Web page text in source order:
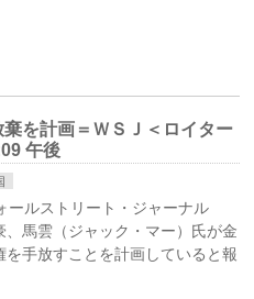
を計画＝ＷＳＪ＜ロイター
午後
ールストリート・ジャーナル
、馬雲（ジャック・マー）氏が金
手放すことを計画していると報